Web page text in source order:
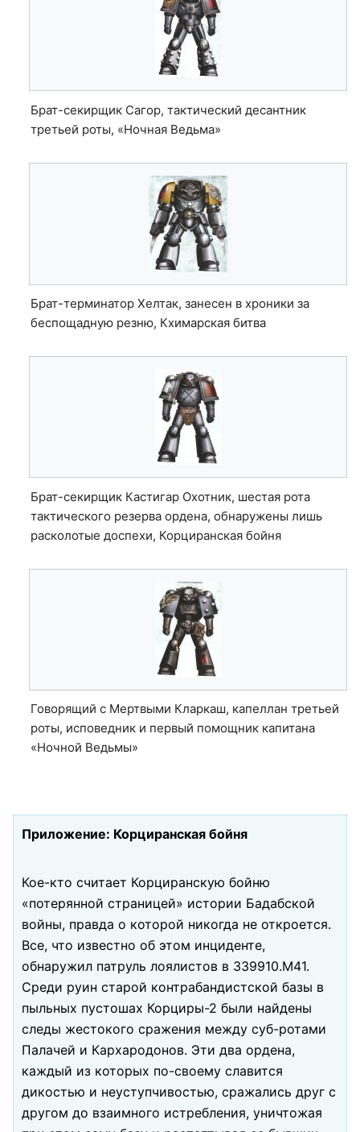
Брат-секирщик Сагор, тактический десантник
третьей роты, «Ночная Ведьма»
Брат-терминатор Хелтак, занесен в хроники за
беспощадную резню, Кхимарская битва
Брат-секирщик Кастигар Охотник, шестая рота
тактического резерва ордена, обнаружены лишь
расколотые доспехи, Корциранская бойня
Говорящий с Мертвыми Кларкаш, капеллан третьей
роты, исповедник и первый помощник капитана
«Ночной Ведьмы»
Приложение: Корциранская бойня
Кое-кто считает Корциранскую бойню
«потерянной страницей» истории Бадабской
войны, правда о которой никогда не откроется.
Все, что известно об этом инциденте,
обнаружил патруль лоялистов в 339910.М41.
Среди руин старой контрабандистской базы в
пыльных пустошах Корциры-2 были найдены
следы жестокого сражения между суб-ротами
Палачей и Кархародонов. Эти два ордена,
каждый из которых по-своему славится
дикостью и неуступчивостью, сражались друг с
другом до взаимного истребления, уничтожая